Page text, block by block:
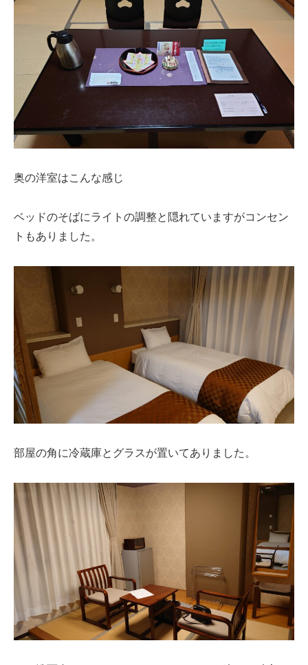
奥の洋室はこんな感じ
ベッドのそばにライトの調整と隠れていますがコンセン
トもありました。
部屋の角に冷蔵庫とグラスが置いてありました。